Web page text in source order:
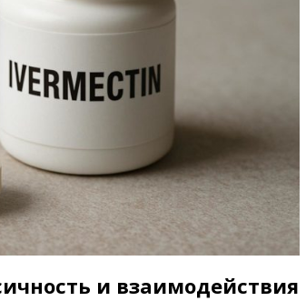
и взаимодействия